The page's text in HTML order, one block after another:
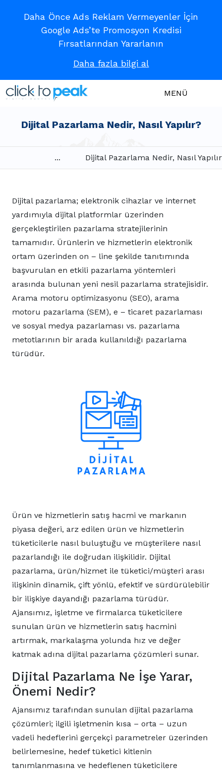
Daha Önce Ads Reklam Vermeyenler İçin
Google Ads’te Promosyon Kredisi
Fırsatlarından Yararlanın
Daha fazla bilgi al
MENÜ
Dijital Pazarlama Nedir, Nasıl Yapılır?
... Dijital Pazarlama Nedir, Nasıl
Dijital pazarlama; elektronik cihazlar ve internet
yardımıyla dijital platformlar üzerinden
gerçekleştirilen pazarlama stratejilerinin
tamamıdır. Ürünlerin ve hizmetlerin elektronik
ortam üzerinden on – line şekilde tanıtımında
başvurulan en etkili pazarlama yöntemleri
arasında bulunan yeni nesil pazarlama stratejisidir.
Arama motoru optimizasyonu (SEO), arama
motoru pazarlama (SEM), e – ticaret pazarlaması
ve sosyal medya pazarlaması vs. pazarlama
metotlarının bir arada kullanıldığı pazarlama
türüdür.
Ürün ve hizmetlerin satış hacmi ve markanın
piyasa değeri, arz edilen ürün ve hizmetlerin
tüketicilerle nasıl buluştuğu ve müşterilere nasıl
pazarlandığı ile doğrudan ilişkilidir. Dijital
pazarlama, ürün/hizmet ile tüketici/müşteri arası
ilişkinin dinamik, çift yönlü, efektif ve sürdürülebilir
bir ilişkiye dayandığı pazarlama türüdür.
Ajansımız, işletme ve firmalarca tüketicilere
sunulan ürün ve hizmetlerin satış hacmini
artırmak, markalaşma yolunda hız ve değer
katmak adına dijital pazarlama çözümleri sunar.
Dijital Pazarlama Ne İşe Yarar,
Önemi Nedir?
Ajansımız tarafından sunulan dijital pazarlama
çözümleri; ilgili işletmenin kısa – orta – uzun
vadeli hedeflerini gerçekçi parametreler üzerinden
belirlemesine, hedef tüketici kitlenin
tanımlanmasına ve hedeflenen tüketicilere